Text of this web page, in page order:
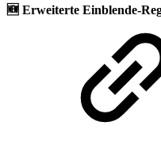
🆕 Erweiterte Einblende-